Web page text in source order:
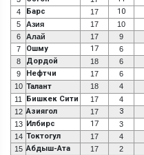
4 Барс 17 10
5 Азия 17 10
6
Алай 17 9
7
Ошму 17 6
8 Дордой 18 6
9 Нефтчи 17 6
10 Талант 18 4
11
Бишкек Сити 17 4
12 Азиягол 17 3
13 Илбирс 17 3
14 Токтогул 17 4
15 Абдыш-Ата 17 2